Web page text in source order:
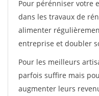
Pour pérénniser votre
dans les travaux de
alimenter
entreprise et doubler
Pour les meilleurs
parfois suffire mais
augmenter leurs